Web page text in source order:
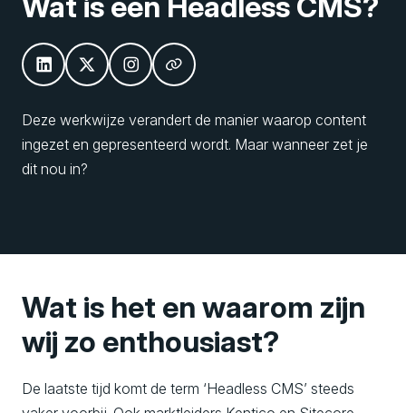
Wat is een Headless CMS?
Deze werkwijze verandert de manier waarop content
ingezet en gepresenteerd wordt. Maar wanneer zet je
dit nou in?
Wat is het en waarom zijn
wij zo enthousiast?
De laatste tijd komt de term ‘Headless CMS’ steeds